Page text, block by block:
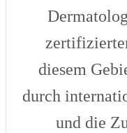
diesem
durch
und die